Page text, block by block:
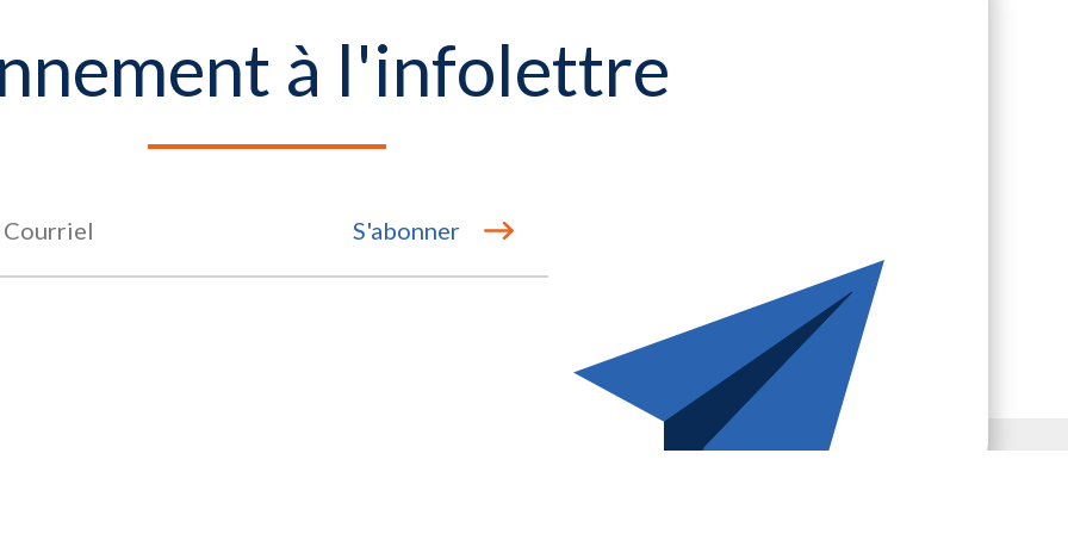
à l'infolettre
S'abonner